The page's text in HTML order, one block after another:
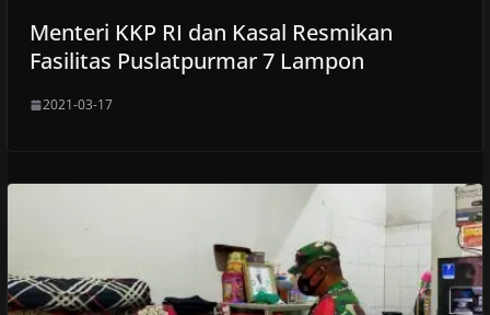
Menteri KKP RI dan Kasal Resmikan
Fasilitas Puslatpurmar 7 Lampon
2021-03-17